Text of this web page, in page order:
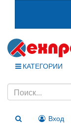
КАТЕГОРИИ
Вход